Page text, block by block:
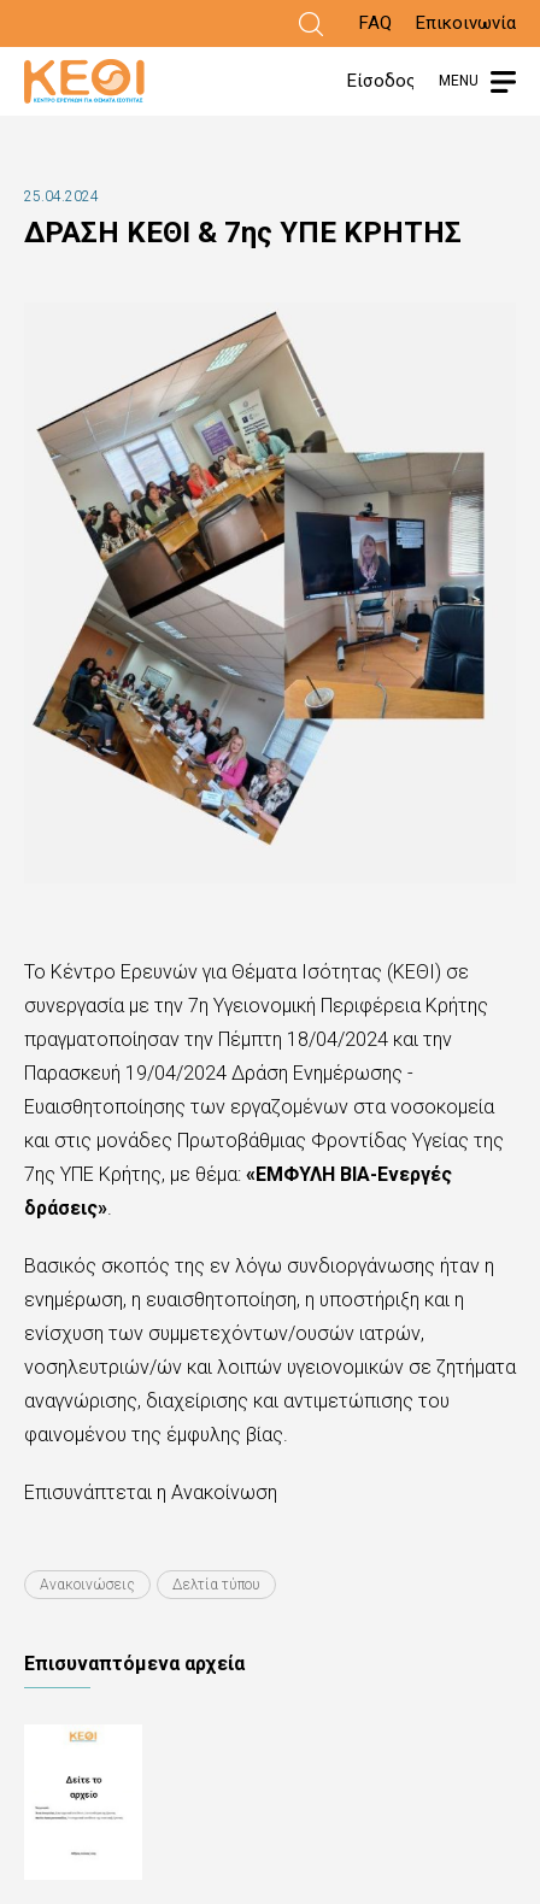
προς
το
περιεχόμενο
FAQ Επικοινωνία
Είσοδος MENU
25.04.2024
ΔΡΑΣΗ ΚΕΘΙ & 7ης ΥΠΕ ΚΡΗΤΗΣ
Το Κέντρο Ερευνών για Θέματα Ισότητας (ΚΕΘΙ) σε
συνεργασία με την 7η Υγειονομική Περιφέρεια Κρήτης
πραγματοποίησαν την Πέμπτη 18/04/2024 και την
Παρασκευή 19/04/2024 Δράση Ενημέρωσης -
Ευαισθητοποίησης των εργαζομένων στα νοσοκομεία
και στις μονάδες Πρωτοβάθμιας Φροντίδας Υγείας της
7ης ΥΠΕ Κρήτης, με θέμα: «ΕΜΦΥΛΗ ΒΙΑ-Ενεργές
δράσεις»
Βασικός σκοπός της εν λόγω συνδιοργάνωσης ήταν η
ενημέρωση, η ευαισθητοποίηση, η υποστήριξη και η
ενίσχυση των συμμετεχόντων/ουσών ιατρών,
νοσηλευτριών/ών και λοιπών υγειονομικών σε ζητήματα
αναγνώρισης, διαχείρισης και αντιμετώπισης του
φαινομένου της έμφυλης βίας.
Επισυνάπτεται η Ανακοίνωση
Ανακοινώσεις Δελτία τύπου
Επισυναπτόμενα αρχεία